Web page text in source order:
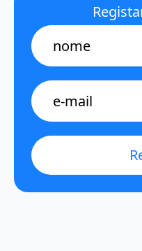
Name
E-
mail
*